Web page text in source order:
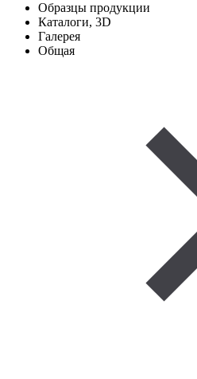
Образцы продукции
Каталоги, 3D
Галерея
Общая